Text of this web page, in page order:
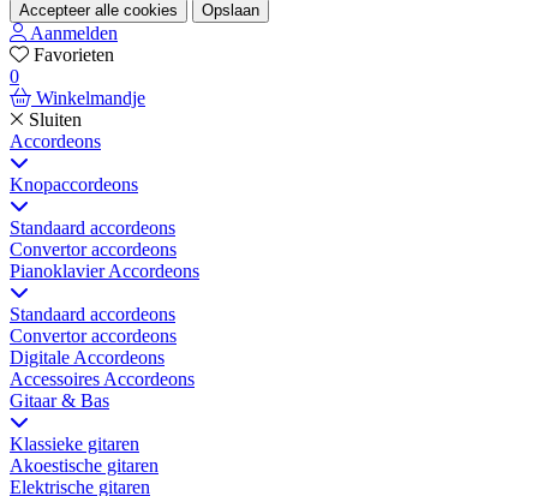
Accepteer alle cookies Opslaan
Aanmelden
Favorieten
0
Winkelmandje
Sluiten
Accordeons
Knopaccordeons
Standaard accordeons
Convertor accordeons
Pianoklavier Accordeons
Standaard accordeons
Convertor accordeons
Digitale Accordeons
Accessoires Accordeons
Gitaar & Bas
Klassieke gitaren
Akoestische gitaren
Elektrische gitaren